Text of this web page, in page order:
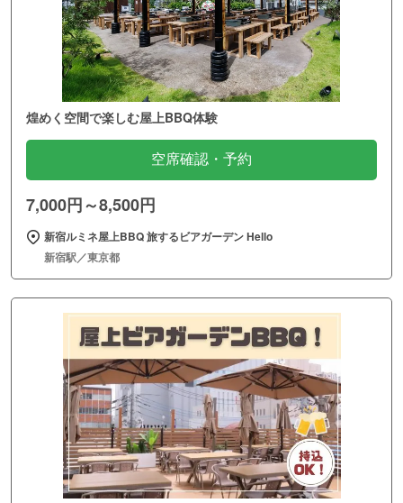
煌めく空間で楽しむ屋上BBQ体験
空席確認・予約
7,000円～8,500円
新宿ルミネ屋上BBQ 旅するビアガーデン Hello
新宿駅／東京都